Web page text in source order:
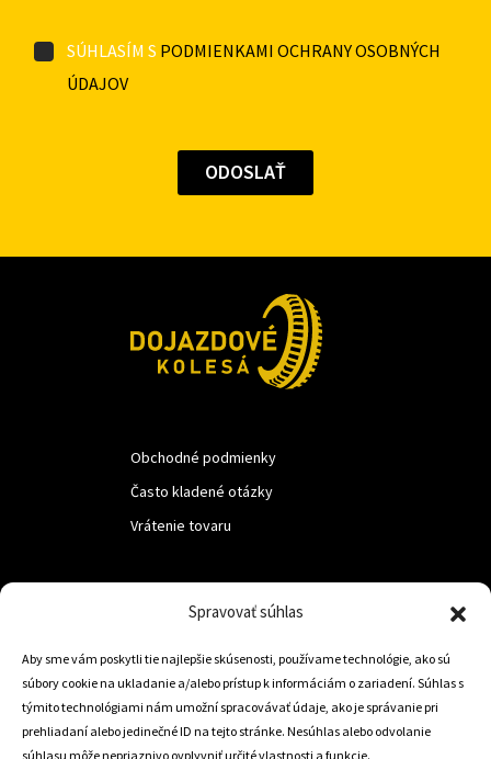
Spravovať súhlas
Aby sme vám poskytli tie najlepšie skúsenosti, používame technológie, ako sú
súbory cookie na ukladanie a/alebo prístup k informáciám o zariadení. Súhlas s
týmito technológiami nám umožní spracovávať údaje, ako je správanie pri
prehliadaní alebo jedinečné ID na tejto stránke. Nesúhlas alebo odvolanie
súhlasu môže nepriaznivo ovplyvniť určité vlastnosti a funkcie.
SÚHLASÍM S PODMIENKAMI OCHRANY OSOBNÝCH
ÚDAJOV
Obchodné podmienky
Často kladené otázky
Vrátenie tovaru
Trstená 02801